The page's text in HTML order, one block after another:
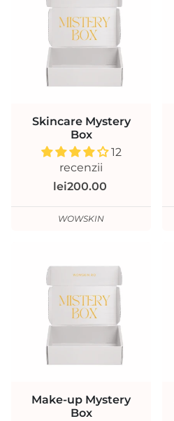
Skincare Mystery
Box
12
recenzii
lei200.00
WOWSKIN
Make-up Mystery
Box